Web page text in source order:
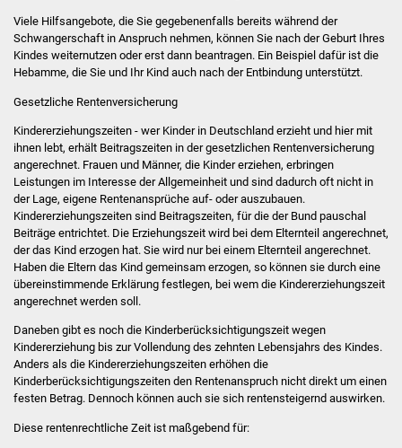
Summerrockfestival
Hallenbadparty
Ansprechpartner
Behördenwegweiser
Stellenangebote
Kontakt
Ortsrecht
FNP / Bebauungspläne
Wahlen
Viele Hilfsangebote, die Sie gegebenenfalls bereits während der
Schwangerschaft in Anspruch nehmen, können Sie nach der Geburt Ihres
Kindes weiternutzen oder erst dann beantragen. Ein Beispiel dafür ist die
Hebamme, die Sie und Ihr Kind auch nach der Entbindung unterstützt.
Gesetzliche Rentenversicherung
Kindererziehungszeiten - wer Kinder in Deutschland erzieht und hier mit
ihnen lebt, erhält Beitragszeiten in der gesetzlichen Rentenversicherung
angerechnet. Frauen und Männer, die Kinder erziehen, erbringen
Leistungen im Interesse der Allgemeinheit und sind dadurch oft nicht in
der Lage, eigene Rentenansprüche auf- oder auszubauen.
Kindererziehungszeiten sind Beitragszeiten, für die der Bund pauschal
Beiträge entrichtet. Die Erziehungszeit wird bei dem Elternteil angerechnet,
der das Kind erzogen hat. Sie wird nur bei einem Elternteil angerechnet.
Haben die Eltern das Kind gemeinsam erzogen, so können sie durch eine
übereinstimmende Erklärung festlegen, bei wem die Kindererziehungszeit
angerechnet werden soll.
Daneben gibt es noch die Kinderberücksichtigungszeit wegen
Kindererziehung bis zur Vollendung des zehnten Lebensjahrs des Kindes.
Anders als die Kindererziehungszeiten erhöhen die
Kinderberücksichtigungszeiten den Rentenanspruch nicht direkt um einen
festen Betrag. Dennoch können auch sie sich rentensteigernd auswirken.
Diese rentenrechtliche Zeit ist maßgebend für: